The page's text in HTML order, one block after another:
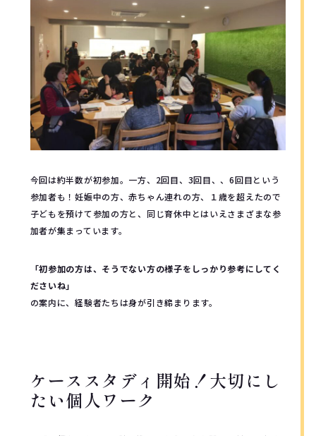
今回は約半数が初参加。一方、2回目、3回目、、6回目という
参加者も！妊娠中の方、赤ちゃん連れの方、１歳を超えたので
子どもを預けて参加の方と、同じ育休中とはいえさまざまな参
加者が集まっています。
「初参加の方は、そうでない方の様子をしっかり参考にしてく
ださいね」
の案内に、経験者たちは身が引き締まります。
ケーススタディ開始！大切にし
たい個人ワーク